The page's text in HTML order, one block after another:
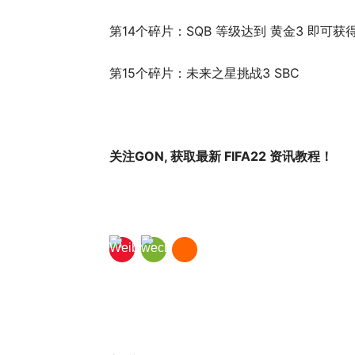
第14个碎片：SQB 等级达到 黄金3 即可获
第15个碎片：未来之星挑战3 SBC
关注GON, 获取最新 FIFA22 资讯教程！